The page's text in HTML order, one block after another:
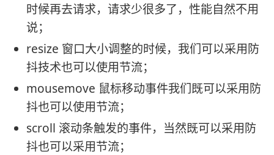
时候再去请求，请求少很多了，性能自然不用
说；
resize 窗口大小调整的时候，我们可以采用防
抖技术也可以使用节流；
mousemove 鼠标移动事件我们既可以采用防
抖也可以使用节流；
scroll 滚动条触发的事件，当然既可以采用防
抖也可以采用节流；